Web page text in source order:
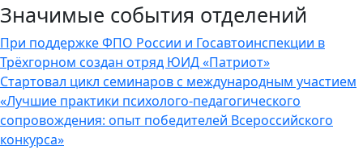
Значимые события отделений
При поддержке ФПО России и Госавтоинспекции в
Трёхгорном создан отряд ЮИД «Патриот»
Стартовал цикл семинаров с международным участием
«Лучшие практики психолого-педагогического
сопровождения: опыт победителей Всероссийского
конкурса»